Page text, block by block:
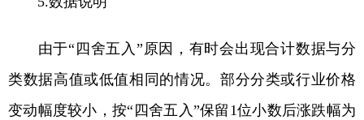
由于“四舍五入”原因，有时会出现合计数据与分
类数据高值或低值相同的情况。部分分类或行业价格
变动幅度较小，按“四舍五入”保留1位小数后涨跌幅为